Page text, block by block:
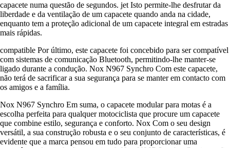
capacete numa questão de segundos. jet Isto permite-lhe desfrutar da
liberdade e da ventilação de um capacete quando anda na cidade,
enquanto tem a proteção adicional de um capacete integral em estradas
mais rápidas.
compatible Por último, este capacete foi concebido para ser compatível
com sistemas de comunicação Bluetooth, permitindo-lhe manter-se
ligado durante a condução. Nox N967 Synchro Com este capacete,
não terá de sacrificar a sua segurança para se manter em contacto com
os amigos e a família.
Nox N967 Synchro Em suma, o capacete modular para motas é a
escolha perfeita para qualquer motociclista que procure um capacete
que combine estilo, segurança e conforto. Nox Com o seu design
versátil, a sua construção robusta e o seu conjunto de características, é
evidente que a marca pensou em tudo para proporcionar uma